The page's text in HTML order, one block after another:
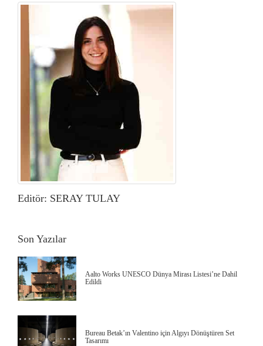
Editör: SERAY TULAY
Son Yazılar
Aalto Works UNESCO Dünya Mirası Listesi’ne Dahil
Edildi
Bureau Betak’ın Valentino için Algıyı Dönüştüren Set
Tasarımı